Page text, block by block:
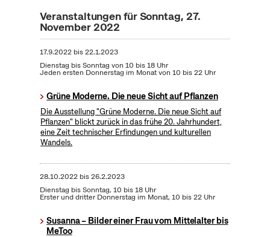
Veranstaltungen für Sonntag, 27.
November 2022
17.9.2022bis22.1.2023
Dienstag bis Sonntag von 10 bis 18 Uhr
Jeden ersten Donnerstag im Monat von 10 bis 22 Uhr
Grüne Moderne. Die neue Sicht auf Pflanzen
Die Ausstellung "Grüne Moderne. Die neue Sicht auf
Pflanzen" blickt zurück in das frühe 20. Jahrhundert,
eine Zeit technischer Erfindungen und kulturellen
Wandels.
28.10.2022bis26.2.2023
Dienstag bis Sonntag, 10 bis 18 Uhr
Erster und dritter Donnerstag im Monat, 10 bis 22 Uhr
Susanna – Bilder einer Frau vom Mittelalter bis
MeToo